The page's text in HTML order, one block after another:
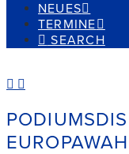
NEUES
TERMINE
SEARCH